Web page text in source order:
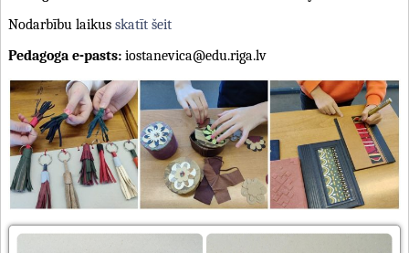
Nodarbību laikus skatīt šeit
Pedagoga e-pasts: iostanevica@edu.riga.lv